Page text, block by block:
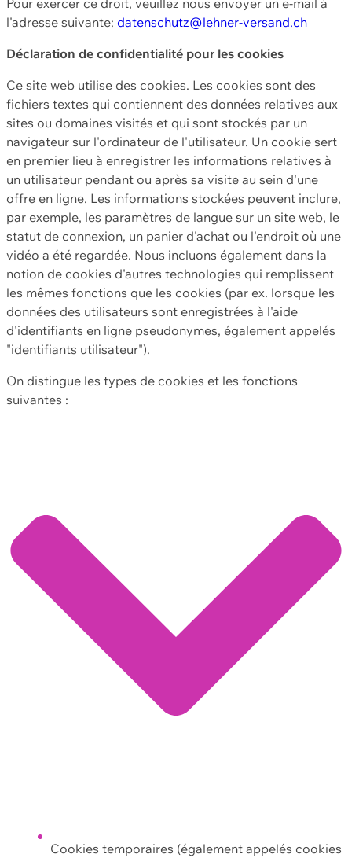
l'adresse suivante: datenschutz@lehner-versand.ch
Déclaration de confidentialité pour les cookies
Ce site web utilise des cookies. Les cookies sont des
fichiers textes qui contiennent des données relatives aux
sites ou domaines visités et qui sont stockés par un
navigateur sur l'ordinateur de l'utilisateur. Un cookie sert
en premier lieu à enregistrer les informations relatives à
un utilisateur pendant ou après sa visite au sein d'une
offre en ligne. Les informations stockées peuvent inclure,
par exemple, les paramètres de langue sur un site web, le
statut de connexion, un panier d'achat ou l'endroit où une
vidéo a été regardée. Nous incluons également dans la
notion de cookies d'autres technologies qui remplissent
les mêmes fonctions que les cookies (par ex. lorsque les
données des utilisateurs sont enregistrées à l'aide
d'identifiants en ligne pseudonymes, également appelés
"identifiants utilisateur").
On distingue les types de cookies et les fonctions
suivantes :
Cookies temporaires (également appelés cookies